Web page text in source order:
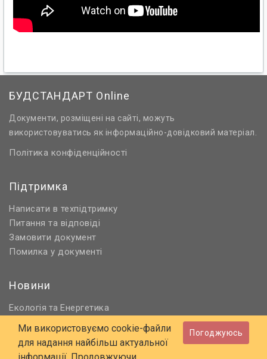
БУДСТАНДАРТ Online
Документи, розміщені на сайті, можуть
використовуватись як інформаційно-довідковий матеріал.
Політика конфіденційності
Підтримка
Написати в техпідтримку
Питання та відповіді
Замовити документ
Помилка у документі
Новини
Екологія та Енергетика
Нормативне регулювання
Будівництво та проєктування
Охорона праці та ПБ
Ми використовуємо cookie-файли
для надання найбільш актуальної
Погоджуюсь